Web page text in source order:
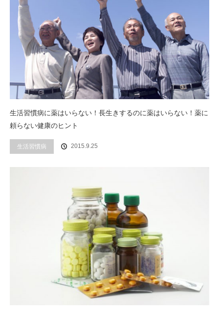
生活習慣病に薬はいらない！長生きするのに薬はいらない！薬に
頼らない健康のヒント
生活習慣病 2015.9.25